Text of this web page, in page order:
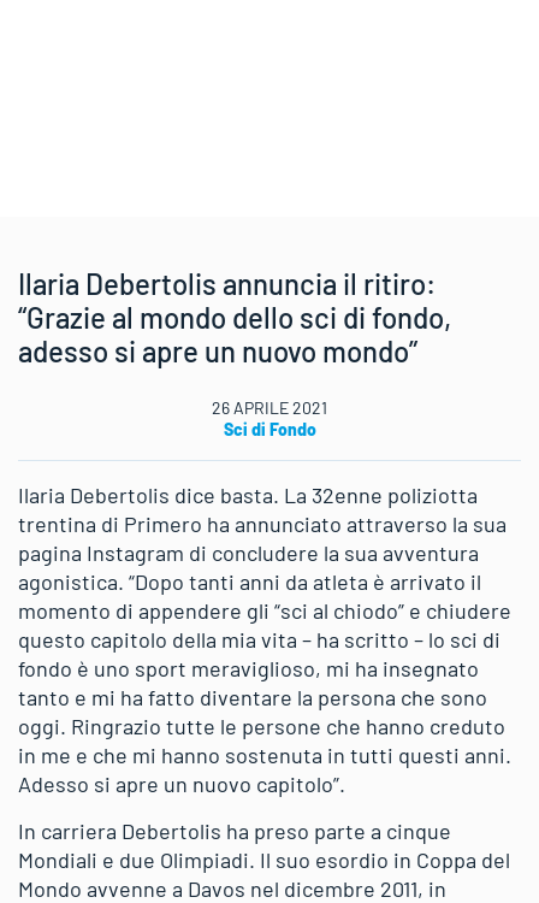
Ilaria Debertolis annuncia il ritiro:
“Grazie al mondo dello sci di fondo,
adesso si apre un nuovo mondo”
26 APRILE 2021
Sci di Fondo
Ilaria Debertolis dice basta. La 32enne poliziotta
trentina di Primero ha annunciato attraverso la sua
pagina Instagram di concludere la sua avventura
agonistica. “Dopo tanti anni da atleta è arrivato il
momento di appendere gli “sci al chiodo” e chiudere
questo capitolo della mia vita – ha scritto – lo sci di
fondo è uno sport meraviglioso, mi ha insegnato
tanto e mi ha fatto diventare la persona che sono
oggi. Ringrazio tutte le persone che hanno creduto
in me e che mi hanno sostenuta in tutti questi anni.
Adesso si apre un nuovo capitolo”.
In carriera Debertolis ha preso parte a cinque
Mondiali e due Olimpiadi. Il suo esordio in Coppa del
Mondo avvenne a Davos nel dicembre 2011, in